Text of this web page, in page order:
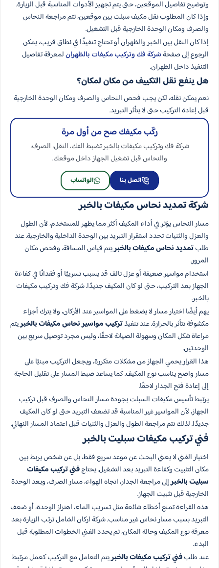
وتوضيح تفاصيل الموقعين، حتى يتم تجهيز الأدوات المناسبة قبل الزيارة.
وإذا كان المطلوب نقل مكيف سبلت بين موقعين، تتم مراجعة النحاس
والصرف ومكان الوحدة الخارجية قبل التشغيل.
إذا كان النقل بين الخبر والظهران أو تحتاج تنفيذًا في نطاق قريب، يمكن
الرجوع إلى صفحةشركة فك وتركيب مكيفات بالظهرانلمعرفة تفاصيل
التنفيذ داخل الظهران.
هل ينفع نقل التكييف من مكان لمكان؟
نعم يمكن نقله، لكن يجب فحص النحاس والصرف ومكان الوحدة الخارجية
قبل إعادة التركيب حتى لا يتأثر التبريد.
ركّب مكيفك صح من أول مرة
شركة فك وتركيب مكيفات بالخبر تضبط الفك، النقل، الصرف،
والنحاس قبل تشغيل الجهاز داخل موقعك.
اتصل بنا الواتساب
شركة تمديد نحاس مكيفات بالخبر
مسار النحاس يؤثر في أداء المكيف أكثر مما يظهر للمستخدم، لأن الطول
والعزل والثنيات تحدد استقرار التبريد بين الوحدة الداخلية والخارجية. عند
طلبتمديد نحاس مكيفات بالخبريتم قياس المسافة، وفحص مكان
المرور.
استخدام مواسير ضعيفة أو عزل تالف قد يسبب تسريبًا أو فقدانًا في كفاءة
الجهاز بعد التركيب، حتى لو كان المكيف جديدًا. شركة فك وتركيب مكيفات
بالخبر.
يهم أيضًا اختيار مسار لا يضغط على المواسير عند الأركان، ولا يترك أجزاء
مكشوفة تتأثر بالحرارة. عند تنفيذتركيب مواسير نحاس مكيفات بالخبريتم
مراعاة شكل المكان وسهولة الصيانة لاحقًا، وليس مجرد توصيل سريع بين
الوحدتين.
هذا القرار يحمي الجهاز من مشكلات متكررة، ويجعل التركيب مبنيًا على
مسار واضح يناسب نوع المكيف. كما يساعد ضبط المسار على تقليل الحاجة
إلى إعادة فتح الجدار لاحقًا.
يرتبط تأسيس مكيفات السبلت بجودة مسار النحاس والصرف قبل تركيب
الجهاز، لأن المواسير غير المناسبة قد تضعف التبريد حتى لو كان المكيف
جديدًا. لذلك تتم مراجعة الطول والعزل والثنيات قبل اعتماد المسار النهائي.
فني تركيب مكيفات سبليت بالخبر
اختيار الفني لا يعني البحث عن موعد سريع فقط، بل عن شخص يربط بين
مكان التثبيت وكفاءة التبريد بعد التشغيل. يحتاجفني تركيب مكيفات
سبليت بالخبرإلى مراجعة الجدار، اتجاه الهواء، مسار الصرف، وبعد الوحدة
الخارجية قبل تثبيت الجهاز.
هذه القراءة تمنع أخطاء شائعة مثل تسريب الماء، اهتزاز الوحدة، أو ضعف
التبريد بسبب مسار نحاس غير مناسب. شركة اركان الشامل ترتب الزيارة بعد
معرفة نوع المكيف وحالة المكان، ثم يحدد الفني الخطوات المطلوبة قبل
البدء.
عند طلبفني تركيب مكيفات بالخبريتم التعامل مع التركيب كعمل مرتبط